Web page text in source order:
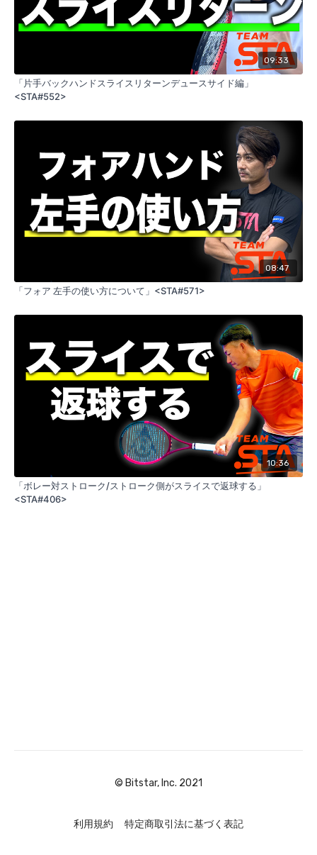
09:33
「片手バックハンドスライスリターンデュースサイド編」
<STA#552>
08:47
「フォア 左手の使い方について」<STA#571>
10:36
「ボレー対ストローク/ストローク側がスライスで返球する」
<STA#406>
© Bitstar, Inc. 2021
利用規約 特定商取引法に基づく表記